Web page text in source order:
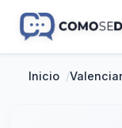
Inicio /